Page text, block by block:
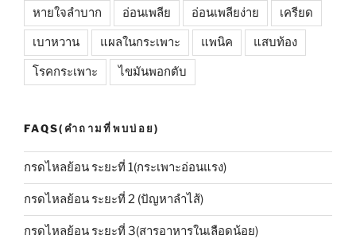
หายใจลำบาก อ่อนเพลีย อ่อนเพลียง่าย เครียด
เบาหวาน แผลในกระเพาะ แพนิค แสบท้อง
โรคกระเพาะ ไขมันพอกตับ
FAQS(คำถามที่พบบ่อย)
กรดไหลย้อน ระยะที่ 1(กระเพาะอ่อนแรง)
กรดไหลย้อน ระยะที่ 2 (ปัญหาลำไส้)
กรดไหลย้อน ระยะที่ 3(สารอาหารในเลือดน้อย)